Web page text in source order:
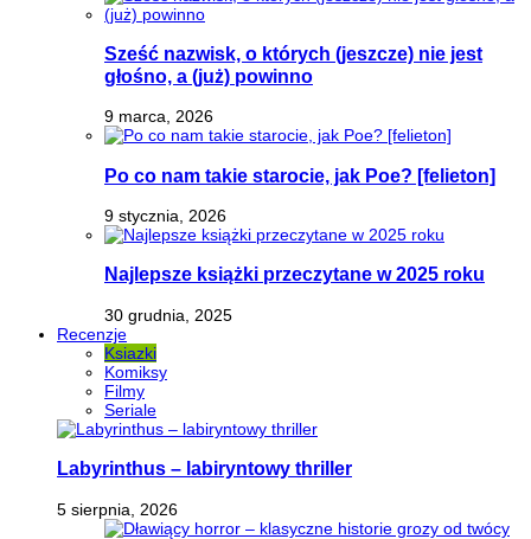
Sześć nazwisk, o których (jeszcze) nie jest
głośno, a (już) powinno
9 marca, 2026
Po co nam takie starocie, jak Poe? [felieton]
9 stycznia, 2026
Najlepsze książki przeczytane w 2025 roku
30 grudnia, 2025
Recenzje
Ksiazki
Komiksy
Filmy
Seriale
Labyrinthus – labiryntowy thriller
5 sierpnia, 2026